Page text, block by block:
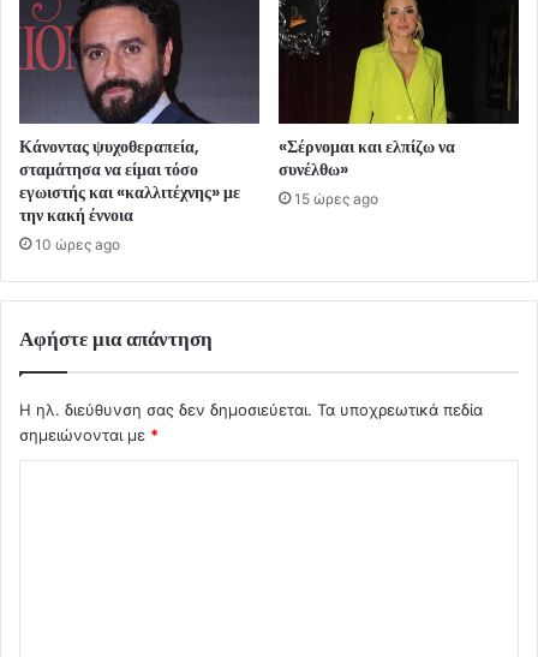
Κάνοντας ψυχοθεραπεία,
σταμάτησα να είμαι τόσο
εγωιστής και «καλλιτέχνης» με
την κακή έννοια
10 ώρες ago
«Σέρνομαι και ελπίζω να
συνέλθω»
15 ώρες ago
Αφήστε μια απάντηση
Η ηλ. διεύθυνση σας δεν δημοσιεύεται. Τα υποχρεωτικά πεδία
σημειώνονται με *